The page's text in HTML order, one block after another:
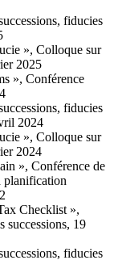
fiducies
», Colloque sur
2025
», Conférence
fiducies
2024
», Colloque sur
2024
», Conférence de
planification
Checklist »,
successions, 19
fiducies